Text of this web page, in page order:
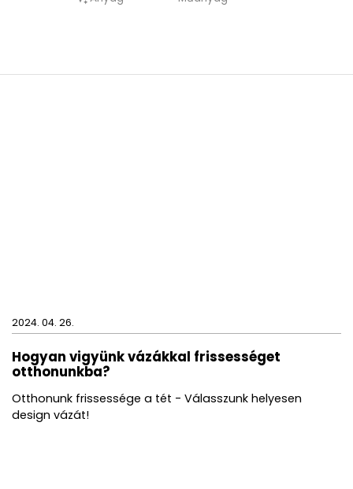
2024. 04. 26.
Hogyan vigyünk vázákkal frissességet
otthonunkba?
Otthonunk frissessége a tét - Válasszunk helyesen
design vázát!